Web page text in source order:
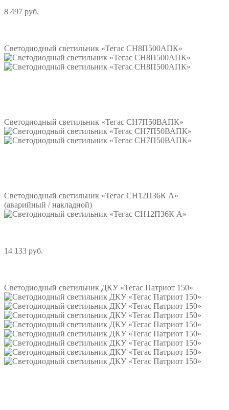
8 497 руб.
Светодиодный светильник «Тегас СН8П500АПК»
Светодиодный светильник «Тегас СН7П50ВАПК»
Светодиодный светильник «Тегас СН12П36К А»
(аварийный / накладной)
14 133 руб.
Светодиодный светильник ДКУ «Тегас Патриот 150»